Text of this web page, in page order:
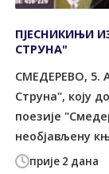
прије 2 дана
ПЈЕСНИКИЊИ
СТРУНА"
СМЕДЕРЕВО, 5.
Струна", коју
поезије
необјављену